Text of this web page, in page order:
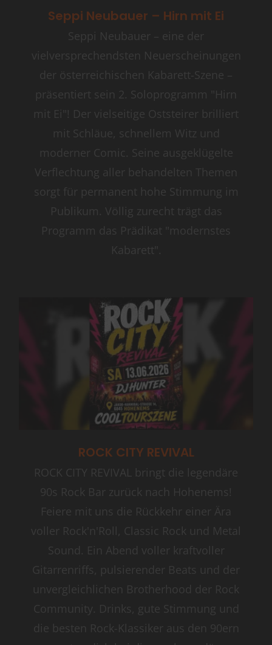
Seppi Neubauer – Hirn mit Ei
Seppi Neubauer – eine der
vielversprechendsten Neuerscheinungen
der österreichischen Kabarett-Szene –
präsentiert sein 2. Soloprogramm "Hirn
mit Ei"! Der vielseitige Oststeirer brilliert
mit Schläue, schnellem Witz und
moderner Comic. Seine ausgeklügelte
Verflechtung aller behandelten Themen
sorgt für permanent hohe Stimmung im
Publikum. Völlig zurecht trägt das
Programm das Prädikat "modernstes
Kabarett".
ROCK CITY REVIVAL
ROCK CITY REVIVAL bringt die legendäre
90s Rock Bar zurück nach Hohenems!
Feiere mit uns die Rückkehr einer Ära
voller Rock'n'Roll, Classic Rock und Metal
Sound. Ein Abend voller kraftvoller
Gitarrenriffs, pulsierender Beats und der
unvergleichlichen Brotherhood der Rock
Community. Drinks, gute Stimmung und
die besten Rock-Klassiker aus den 90ern